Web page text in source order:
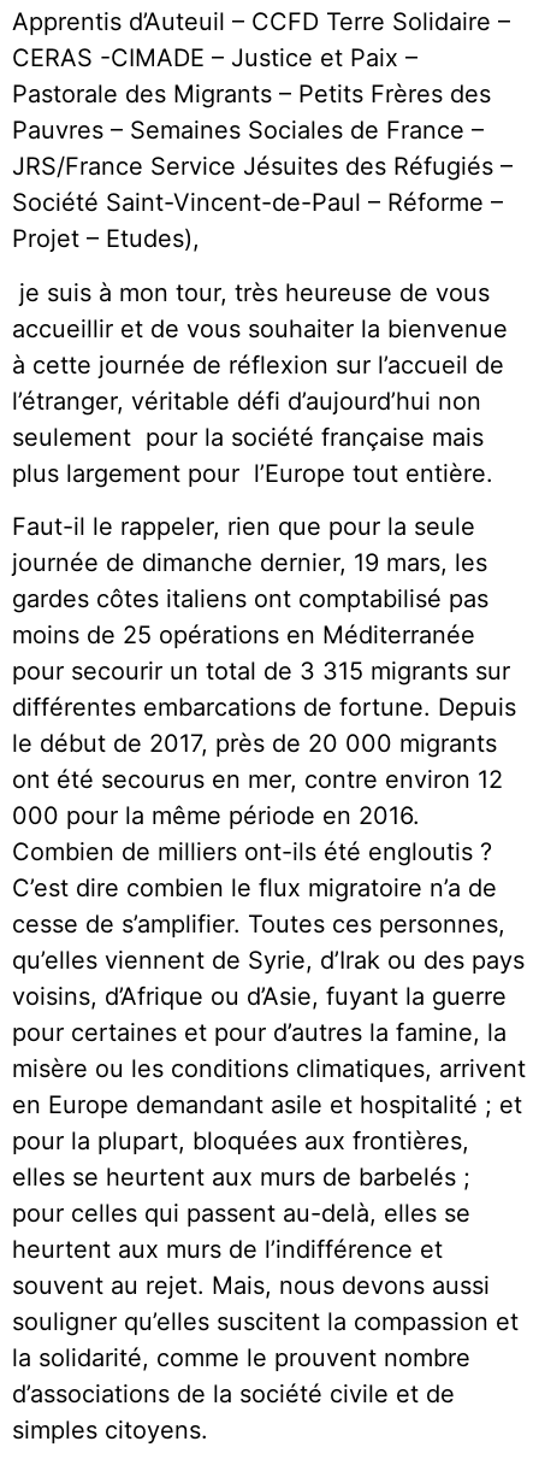
Apprentis d’Auteuil – CCFD Terre Solidaire –
CERAS -CIMADE – Justice et Paix –
Pastorale des Migrants – Petits Frères des
Pauvres – Semaines Sociales de France –
JRS/France Service Jésuites des Réfugiés –
Société Saint-Vincent-de-Paul – Réforme –
Projet – Etudes),
je suis à mon tour, très heureuse de vous
accueillir et de vous souhaiter la bienvenue
à cette journée de réflexion sur l’accueil de
l’étranger, véritable défi d’aujourd’hui non
seulement pour la société française mais
plus largement pour l’Europe tout entière.
Faut-il le rappeler, rien que pour la seule
journée de dimanche dernier, 19 mars, les
gardes côtes italiens ont comptabilisé pas
moins de 25 opérations en Méditerranée
pour secourir un total de 3 315 migrants sur
différentes embarcations de fortune. Depuis
le début de 2017, près de 20 000 migrants
ont été secourus en mer, contre environ 12
000 pour la même période en 2016.
Combien de milliers ont-ils été engloutis ?
C’est dire combien le flux migratoire n’a de
cesse de s’amplifier. Toutes ces personnes,
qu’elles viennent de Syrie, d’Irak ou des pays
voisins, d’Afrique ou d’Asie, fuyant la guerre
pour certaines et pour d’autres la famine, la
misère ou les conditions climatiques, arrivent
en Europe demandant asile et hospitalité ; et
pour la plupart, bloquées aux frontières,
elles se heurtent aux murs de barbelés ;
pour celles qui passent au-delà, elles se
heurtent aux murs de l’indifférence et
souvent au rejet. Mais, nous devons aussi
souligner qu’elles suscitent la compassion et
la solidarité, comme le prouvent nombre
d’associations de la société civile et de
simples citoyens.